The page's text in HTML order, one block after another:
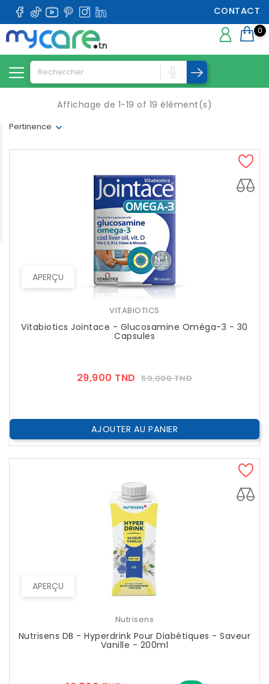
CONTACT
0
Pertinence
Affichage de 1-19 of 19 élément(s)
APERÇU
VITABIOTICS
Vitabiotics Jointace - Glucosamine Oméga-3 - 30
Capsules
29,900 TND Prix
59,000 TNDPrix
AJOUTER AU PANIER
APERÇU
Nutrisens
Nutrisens DB - Hyperdrink Pour Diabétiques - Saveur
Vanille - 200ml